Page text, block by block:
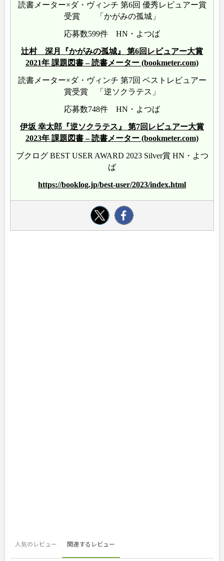
読書メーター×ダ・ヴィンチ 第6回 優秀レビュアー賞
受賞 「かがみの孤城」
応募数599件 HN・よつば
辻村 深月『かがみの孤城』 第6回レビュアー大賞
2021年 課題図書 – 読書メーター (bookmeter.com)
読書メーター×ダ・ヴィンチ 第7回 ベストレビュアー
賞受賞 「逆ソクラテス」
応募数748件 HN・よつば
伊坂 幸太郎『逆ソクラテス』 第7回レビュアー大賞
2023年 課題図書 – 読書メーター (bookmeter.com)
ブクログ BEST USER AWARD 2023 Silver賞 HN・よつ
ば
https://booklog.jp/best-user/2023/index.html
人気のレビュー 関連するレビュー